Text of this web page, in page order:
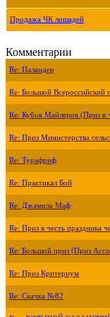
Продажа ЧК лошадей
Комментарии
Re: Паландер
Re: Большой Всероссийский
Re: Кубок Майлеров (Приз в
Re: Приз Министерства
Re: Турафриф
Re: Практикал Бой
Re: Джамила Маф
Re: Приз в честь праздника
Re: Большой приз (Приз
Re: Приз Критериум
Re: Скачка №82